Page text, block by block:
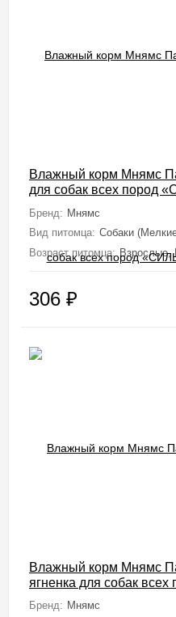
Влажный корм Мнямс
для собак всех
Бренд: Мнямс
Вид питомца: Собаки
Возраст питомца:
306 ₽
Влажный корм Мнямс
ягненка для собак
СУСТАВЫ» 200 г
Бренд: Мнямс